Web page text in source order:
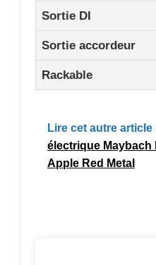
Sortie DI
Sortie accordeur
Rackable
Lire cet autre article
électrique Maybach
Apple Red Metal